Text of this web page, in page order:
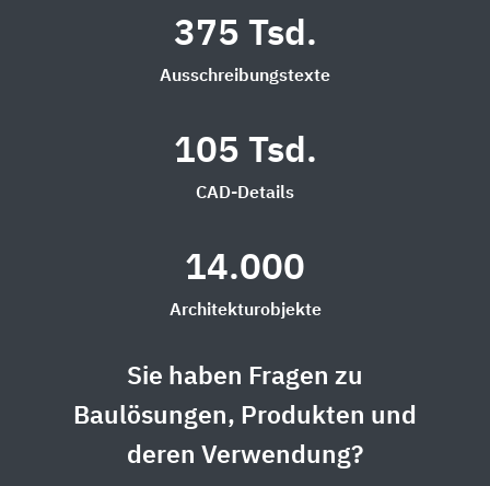
375 Tsd.
Ausschreibungstexte
105 Tsd.
CAD-Details
14.000
Architekturobjekte
Sie haben Fragen zu
Baulösungen, Produkten und
deren Verwendung?